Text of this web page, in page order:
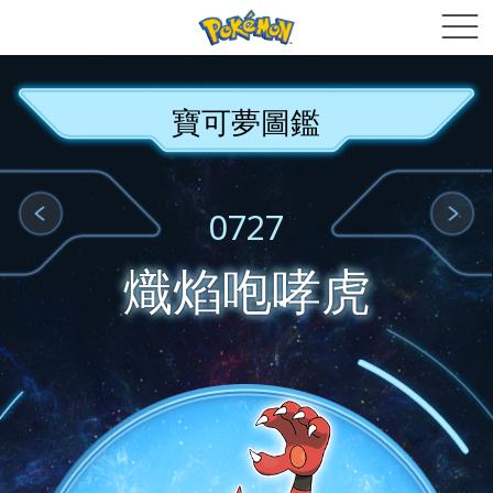
寶可夢圖鑑
0727
熾焰咆哮虎